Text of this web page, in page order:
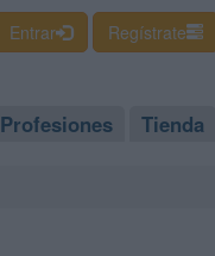
Entrar Regístrate
Profesiones Tienda